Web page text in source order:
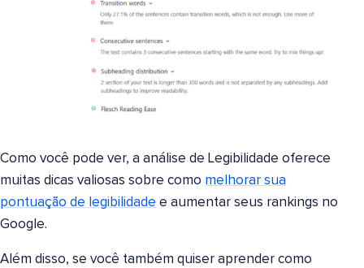
Como você pode ver, a análise de Legibilidade oferece
muitas dicas valiosas sobre como melhorar sua
pontuação de legibilidade e aumentar seus rankings no
Google.
Além disso, se você também quiser aprender como